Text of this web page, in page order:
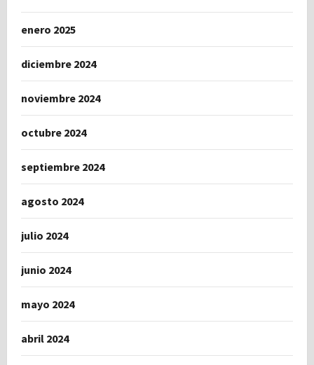
enero 2025
diciembre 2024
noviembre 2024
octubre 2024
septiembre 2024
agosto 2024
julio 2024
junio 2024
mayo 2024
abril 2024